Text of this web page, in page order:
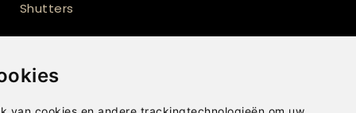
Shutters